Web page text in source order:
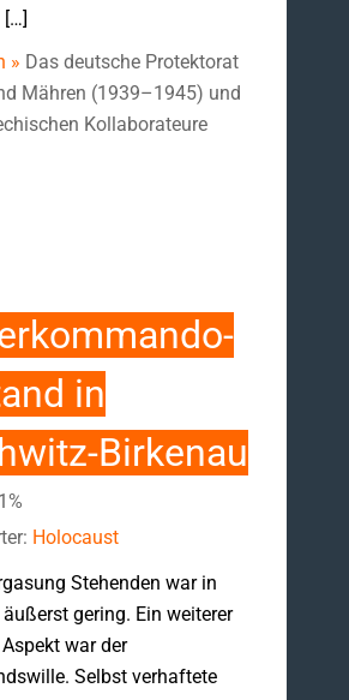
[…]
» Das deutsche Protektorat
Mähren (1939–1945) und
Kollaborateure
in
Birkenau
Holocaust
Stehenden war in
äußerst gering. Ein weiterer
war der
Selbst verhaftete